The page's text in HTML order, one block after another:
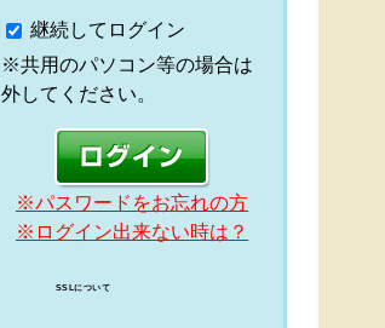
継続してログイン
※共用のパソコン等の場合は
外してください。
※パスワードをお忘れの方
※ログイン出来ない時は？
SSLについて